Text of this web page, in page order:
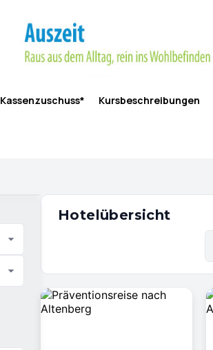
Kassenzuschuss* Kursbeschreibungen
Hotelübersicht